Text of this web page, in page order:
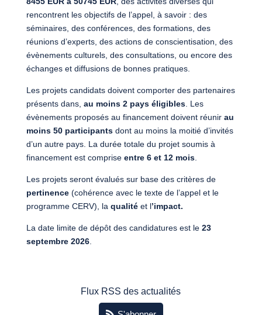
rencontrent les objectifs de l’appel, à savoir : des
séminaires, des conférences, des formations, des
réunions d’experts, des actions de conscientisation, des
évènements culturels, des consultations, ou encore des
échanges et diffusions de bonnes pratiques.
Les projets candidats doivent comporter des partenaires
présents dans, au moins 2 pays éligibles. Les
évènements proposés au financement doivent réunir au
moins 50 participantsdont au moins la moitié d’invités
d’un autre pays. La durée totale du projet soumis à
financement est comprise entre 6 et 12 mois.
Les projets seront évalués sur base des critères de
pertinence(cohérence avec le texte de l’appel et le
programme CERV), la qualitéet l’impact.
La date limite de dépôt des candidatures est le 23
septembre 2026.
Flux RSS des actualités